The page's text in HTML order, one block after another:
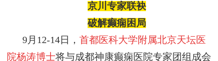
京川专家联袂
破解癫痫困局
9月12-14日， 首都医科大学附属北京天坛医
院杨涛博士将与成都神康癫痫医院专家团组成会